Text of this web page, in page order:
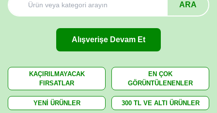
ARA
Alışverişe Devam Et
KAÇIRILMAYACAK
FIRSATLAR
EN ÇOK
GÖRÜNTÜLENENLER
YENİ ÜRÜNLER 300 TL VE ALTI ÜRÜNLER